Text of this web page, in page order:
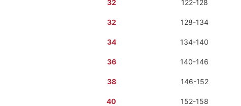
32 122-128
32 128-134
34 134-140
36 140-146
38 146-152
40 152-158